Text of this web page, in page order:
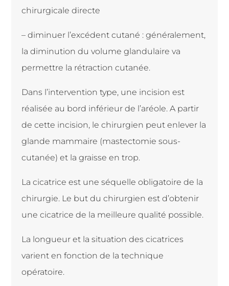
chirurgicale directe
– diminuer l’excédent cutané : généralement,
la diminution du volume glandulaire va
permettre la rétraction cutanée.
Dans l’intervention type, une incision est
réalisée au bord inférieur de l’aréole. A partir
de cette incision, le chirurgien peut enlever la
glande mammaire (mastectomie sous-
cutanée) et la graisse en trop.
La cicatrice est une séquelle obligatoire de la
chirurgie. Le but du chirurgien est d’obtenir
une cicatrice de la meilleure qualité possible.
La longueur et la situation des cicatrices
varient en fonction de la technique
opératoire.